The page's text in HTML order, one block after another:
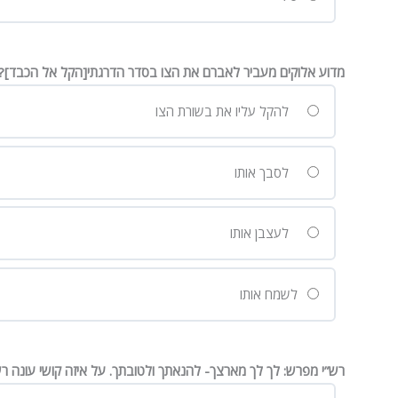
מדוע אלוקים מעביר לאברם את הצו בסדר הדרגתי[הקל אל
להקל עליו את בשורת הצו
לסבך אותו
לעצבן אותו
לשמח אותו
רש”י מפרש: לך לך מארצך- להנאתך ולטובתך. על איזה קושי עונה